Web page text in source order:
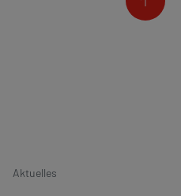
Aktuelles